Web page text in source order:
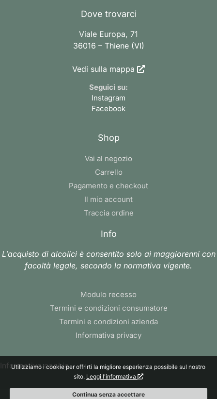
Dove trovarci
Viale Europa, 71
36016 – Thiene (VI)
Vedi sulla mappa
Seguici su:
Instagram
Facebook
Shop
Vai al negozio
Carrello
Pagamento e checkout
Il mio account
Traccia ordine
Info
L’acquisto di alcolici è consentito solo ai maggiorenni con
facoltà legale, secondo la normativa vigente.
Modulo recesso
Termini e condizioni consumatore
Termini e condizioni azienda
Informativa privacy
Informativa cookie
Utilizziamo i cookie per offrirti la migliore esperienza possibile sul nostro
sito. Leggi l'informativa
Continua senza accettare